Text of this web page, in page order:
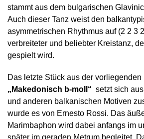
stammt aus dem bulgarischen
Auch dieser Tanz weist den
asymmetrischen Rhythmus auf (2 2 3
verbreiteter und beliebter Kreistanz,
gespielt wird.
Das letzte Stück aus der
„Makedonisch b-moll“ setzt sich
und anderen balkanischen Motiven
wurde es von Ernesto Rossi. Das
Marimbaphon wird dabei anfangs im
später im geraden Metrum begleitet.